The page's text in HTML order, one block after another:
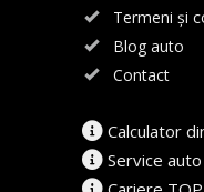
Termeni și
Blog auto
Contact
Calculator
Service